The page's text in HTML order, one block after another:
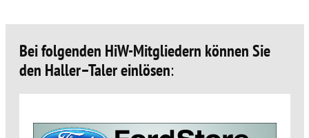
Bei folgenden HiW-Mitgliedern können Sie
den Haller–Taler einlösen: